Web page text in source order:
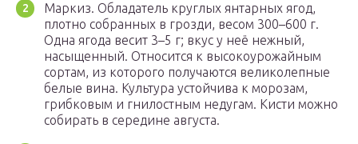
Маркиз. Обладатель круглых янтарных ягод,
плотно собранных в грозди, весом 300–600 г.
Одна ягода весит 3–5 г; вкус у неё нежный,
насыщенный. Относится к высокоурожайным
сортам, из которого получаются великолепные
белые вина. Культура устойчива к морозам,
грибковым и гнилостным недугам. Кисти можно
собирать в середине августа.